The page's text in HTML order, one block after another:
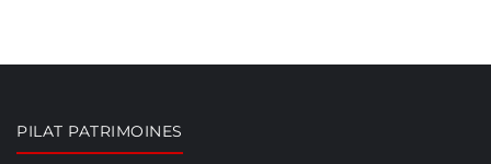
PILAT PATRIMOINES